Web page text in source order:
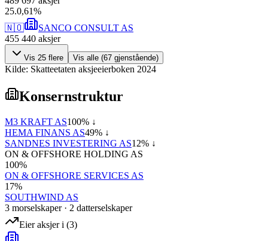
25.0,61%
🇳🇴
SANCO CONSULT AS
455 440 aksjer
Vis 25 flere Vis alle (67 gjenstående)
Kilde: Skatteetaten aksjeeierboken 2024
Konsernstruktur
M3 KRAFT AS100% ↓
HEMA FINANS AS49% ↓
SANDNES INVESTERING AS12% ↓
ON & OFFSHORE HOLDING AS
100%
ON & OFFSHORE SERVICES AS
17%
SOUTHWIND AS
3 morselskaper· 2 datterselskaper
Eier aksjer i (3)